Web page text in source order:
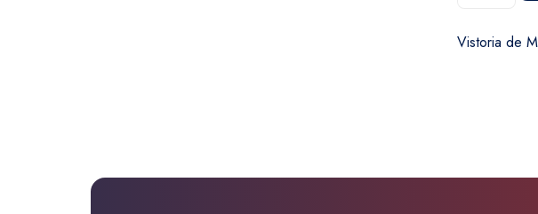
Moto
Vistoria de